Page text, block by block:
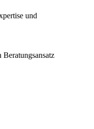
und
Beratungsansatz